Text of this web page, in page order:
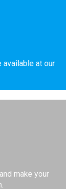
at our
make your